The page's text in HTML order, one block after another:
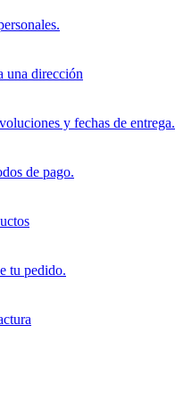
una dirección
y fechas de entrega.
de pago.
tu pedido.